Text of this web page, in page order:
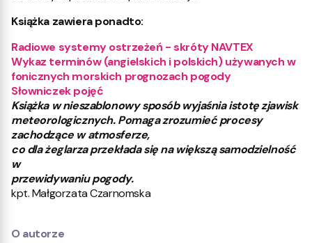
Książka zawiera ponadto:
Radiowe systemy ostrzeżeń - skróty NAVTEX
Wykaz terminów (angielskich i polskich) używanych w
fonicznych morskich prognozach pogody
Słowniczek pojęć
Książka w nieszablonowy sposób wyjaśnia istotę zjawisk
meteorologicznych. Pomaga zrozumieć procesy
zachodzące w atmosferze,
co dla żeglarza przekłada się na większą samodzielność
w
przewidywaniu pogody.
kpt. Małgorzata Czarnomska
O autorze